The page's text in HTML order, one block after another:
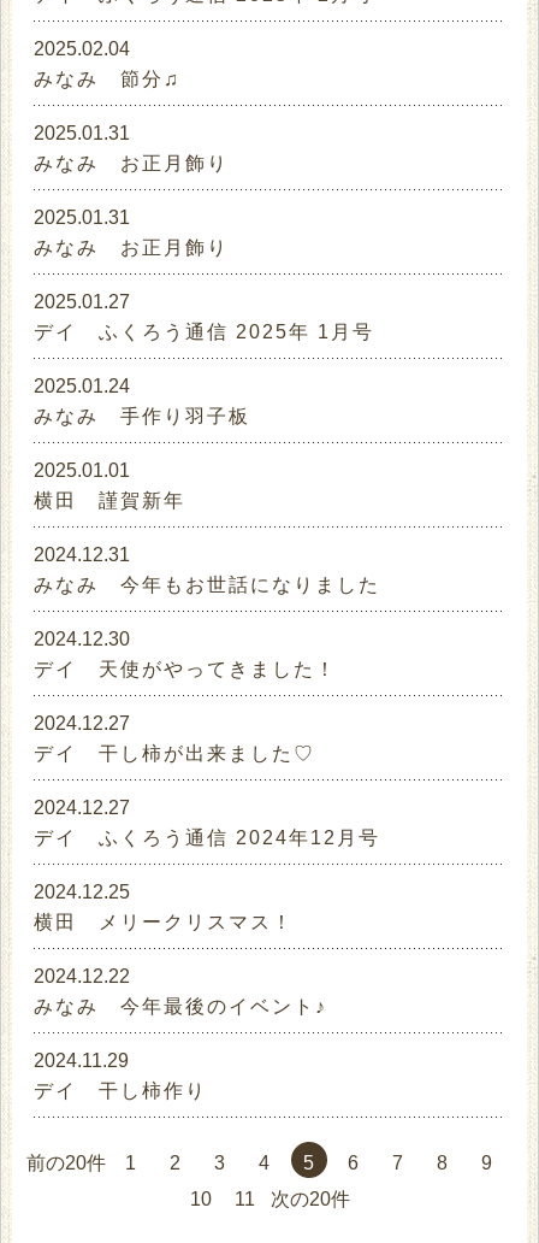
2025.02.04
みなみ 節分♫
2025.01.31
みなみ お正月飾り
2025.01.31
みなみ お正月飾り
2025.01.27
デイ ふくろう通信 2025年 1月号
2025.01.24
みなみ 手作り羽子板
2025.01.01
横田 謹賀新年
2024.12.31
みなみ 今年もお世話になりました
2024.12.30
デイ 天使がやってきました！
2024.12.27
デイ 干し柿が出来ました♡
2024.12.27
デイ ふくろう通信 2024年12月号
2024.12.25
横田 メリークリスマス！
2024.12.22
みなみ 今年最後のイベント♪
2024.11.29
デイ 干し柿作り
前の20件 1 2 3 4 5 6 7 8
9
10
11 次の20件